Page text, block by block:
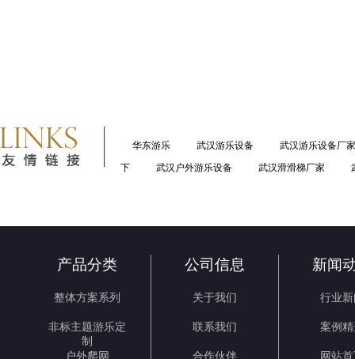
华东游乐 武汉游乐设备
武汉游乐设备厂家
下
武汉户外游乐设备 武汉滑滑梯厂家
产品分类
整体方案系列
非标主题游乐定
制
户外爬网
公司信息
关于我们
联系我们
合作伙伴
新闻
行业
案例
网站